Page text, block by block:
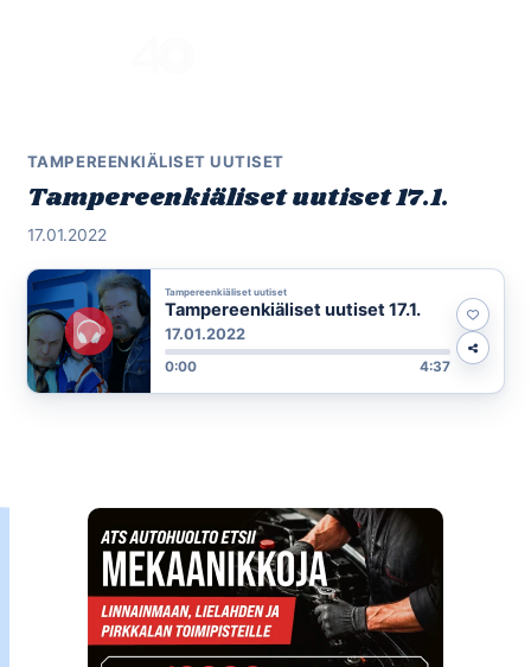
TAMPEREENKIÄLISET UUTISET
Tampereenkiäliset uutiset 17.1.
17.01.2022
Tampereenkiäliset uutiset
Tampereenkiäliset uutiset 17.1.
17.01.2022
0:00 4:37